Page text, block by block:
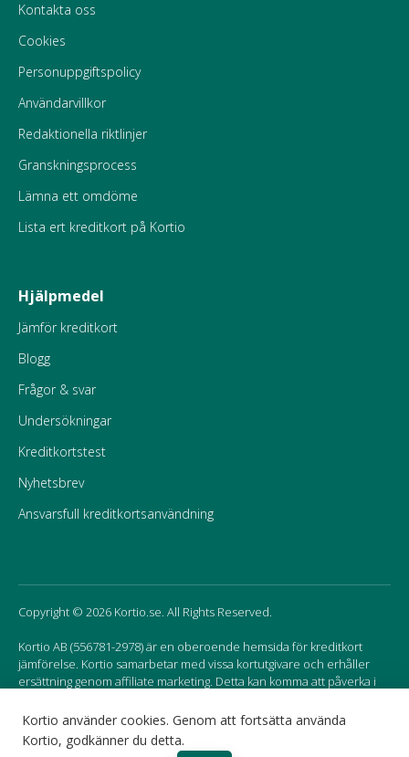
Kortio använder cookies. Genom att fortsätta använda
Kortio, godkänner du detta.
Kontakta oss
Cookies
Personuppgiftspolicy
Användarvillkor
Redaktionella riktlinjer
Granskningsprocess
Lämna ett omdöme
Lista ert kreditkort på Kortio
Hjälpmedel
Jämför kreditkort
Blogg
Frågor & svar
Undersökningar
Kreditkortstest
Nyhetsbrev
Ansvarsfull kreditkortsanvändning
Copyright © 2026 Kortio.se. All Rights Reserved.
Kortio AB (556781-2978) är en oberoende hemsida för kreditkort
jämförelse. Kortio samarbetar med vissa kortutgivare och erhåller
ersättning genom affiliate marketing. Detta kan komma att påverka i